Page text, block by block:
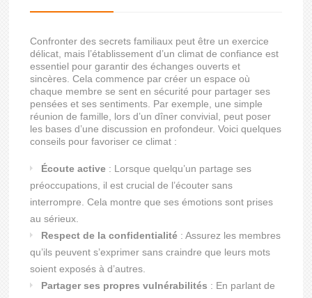
Confronter des secrets familiaux peut être un exercice
délicat, mais l’établissement d’un climat de confiance est
essentiel pour garantir des échanges ouverts et
sincères. Cela commence par créer un espace où
chaque membre se sent en sécurité pour partager ses
pensées et ses sentiments. Par exemple, une simple
réunion de famille, lors d’un dîner convivial, peut poser
les bases d’une discussion en profondeur. Voici quelques
conseils pour favoriser ce climat :
Écoute active : Lorsque quelqu’un partage ses
préoccupations, il est crucial de l’écouter sans
interrompre. Cela montre que ses émotions sont prises
au sérieux.
Respect de la confidentialité : Assurez les membres
qu’ils peuvent s’exprimer sans craindre que leurs mots
soient exposés à d’autres.
Partager ses propres vulnérabilités : En parlant de